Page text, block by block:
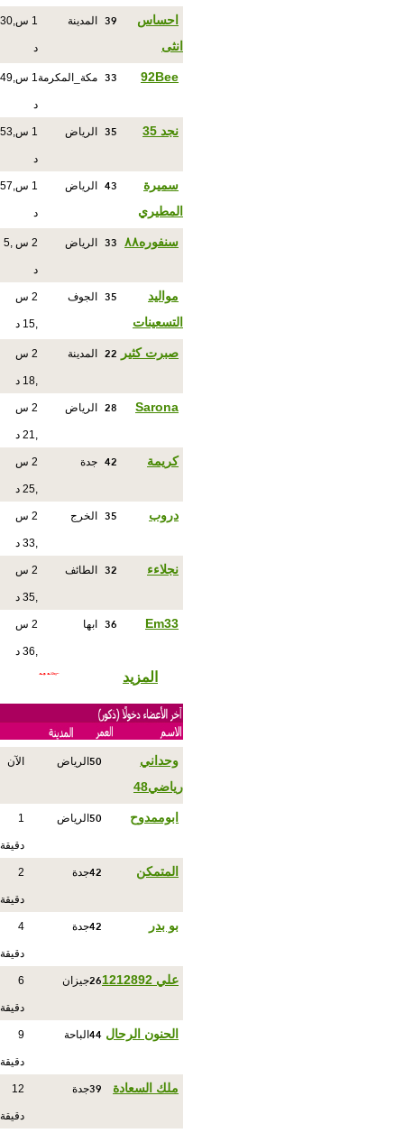
احساس
انثى
39 المدينة 1 س,30
د
92Bee
33 مكة_المكرمة 1 س,49
د
نجد 35 35 الرياض 1 س,53
د
سميرة
المطيري
43 الرياض 1 س,57
د
سنفوره٨٨ 33 الرياض 2 س ,5
د
مواليد
التسعينات
35 الجوف 2 س
,15 د
صبرت كثير 22 المدينة 2 س
,18 د
Sarona
28 الرياض 2 س
,21 د
كريمة 42 جدة 2 س
,25 د
دروب 35 الخرج 2 س
,33 د
نجلاءء 32 الطائف 2 س
,35 د
Em33
36 ابها 2 س
,36 د
المزيد
وحداني
رياضي48
50 الرياض الآن
ابوممدوح 50 الرياض 1
دقيقة
المتمكن 42جدة 2
دقيقة
بو بدر 42جدة 4
دقيقة
علي 1212892 26جيزان 6
دقيقة
الحنون الرحال 44 الباحة 9
دقيقة
ملك السعادة 39جدة 12
دقيقة